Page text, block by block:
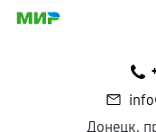
Донецк,